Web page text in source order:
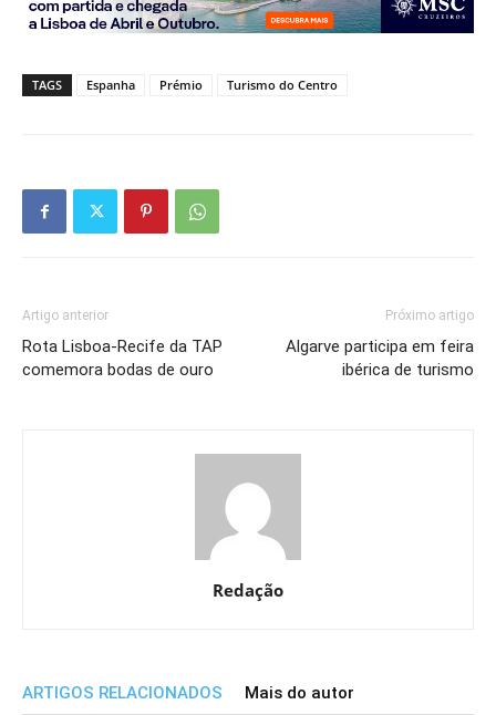
TAGS Espanha Prémio Turismo do Centro
Artigo anterior
Rota Lisboa-Recife da TAP
comemora bodas de ouro
Próximo artigo
Algarve participa em feira
ibérica de turismo
Redação
ARTIGOS RELACIONADOS Mais do autor